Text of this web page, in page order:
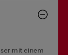
mit einem